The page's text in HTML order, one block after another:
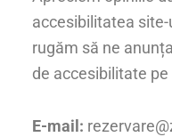
accesibilitatea
rugăm să ne
de accesibilitate
E-mail: